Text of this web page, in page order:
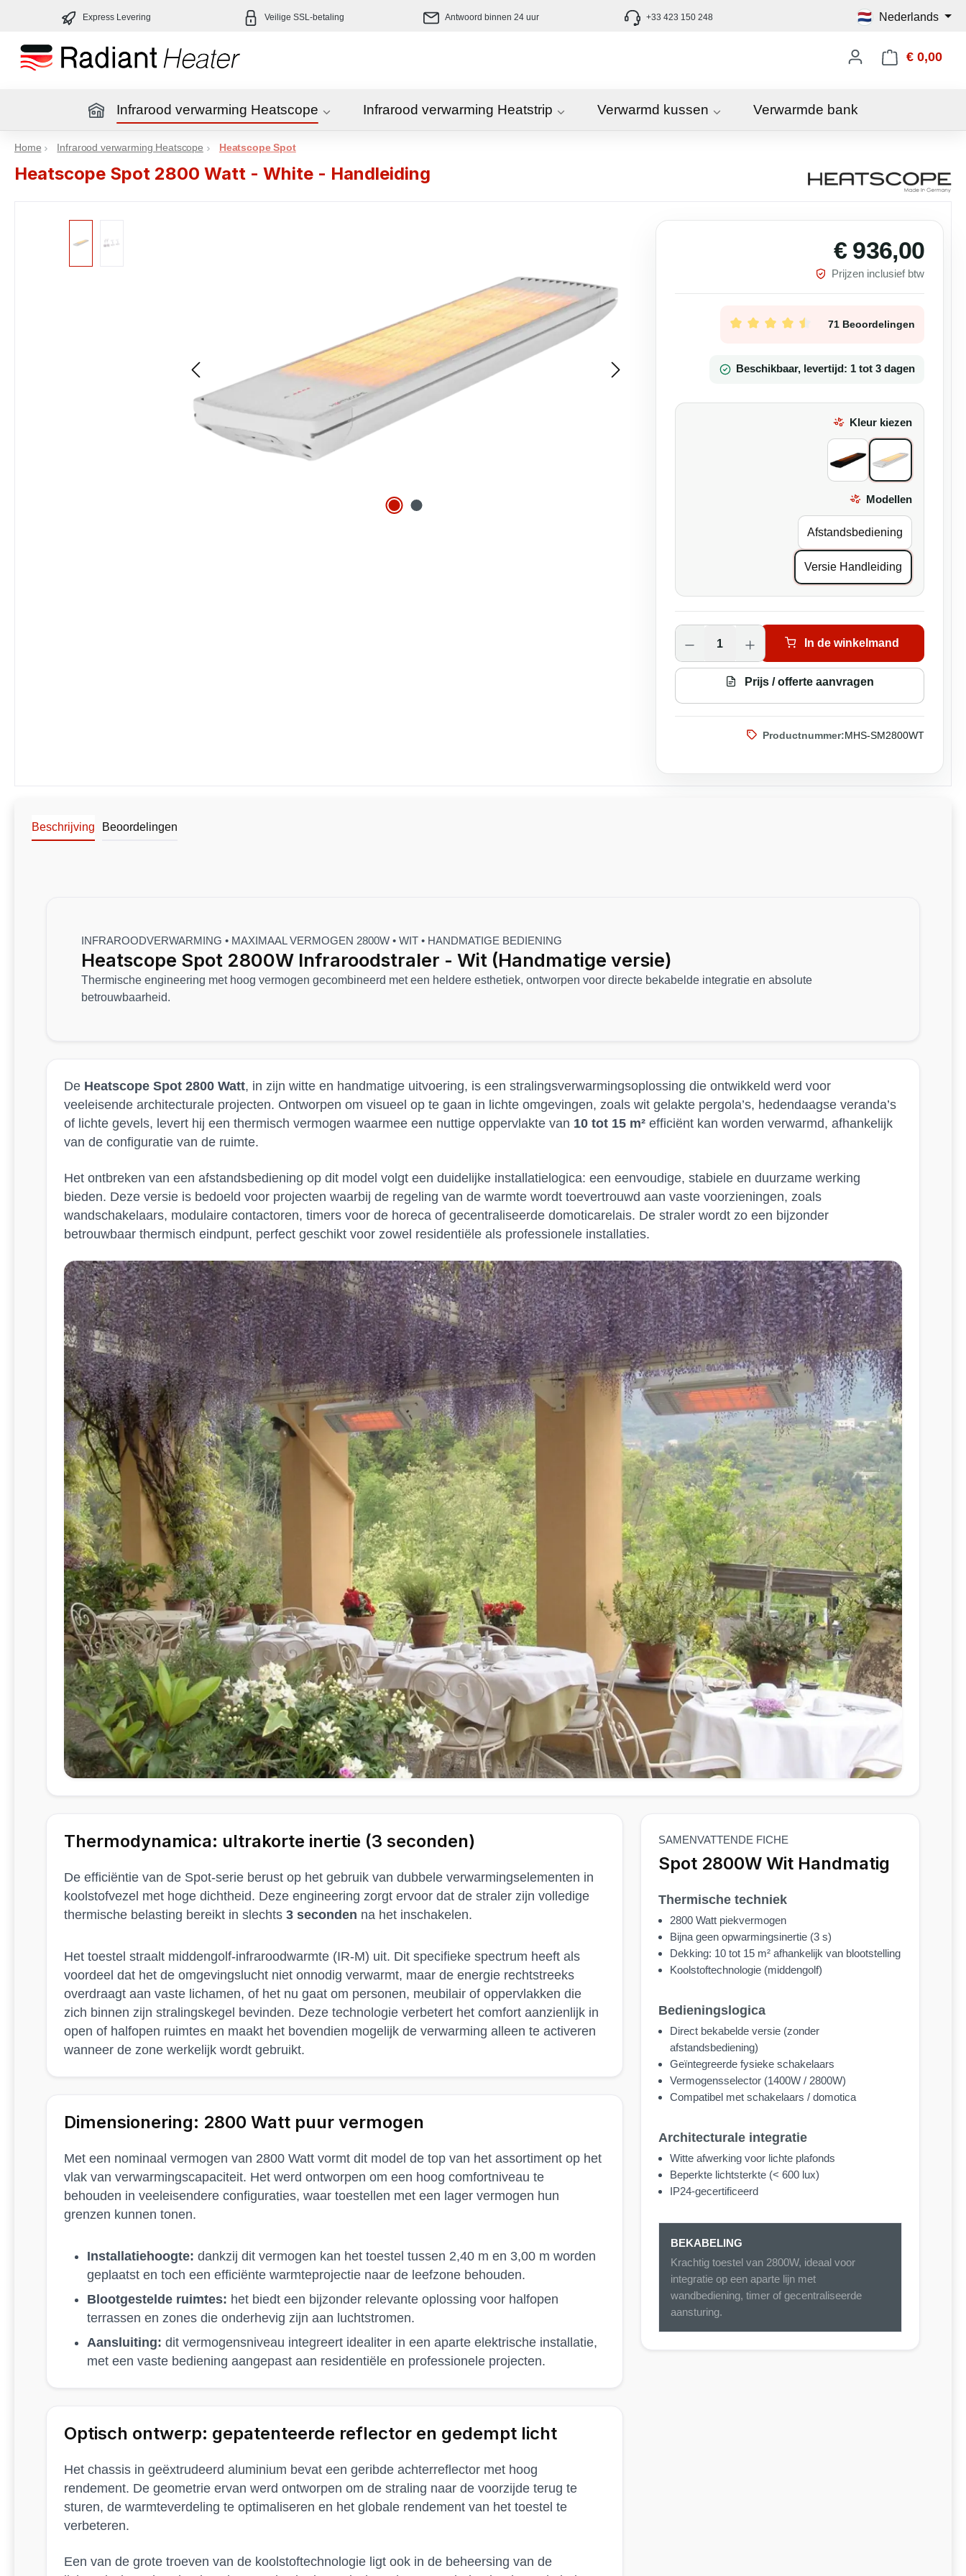
naar de hoofdinhoud
Ga naar de hoofdnavigatie
Express Levering Veilige SSL-betaling Antwoord binnen 24 uur +33 423 150 248 🇳🇱 Nederlands
€ 0,00
Home
Infrarood verwarming Heatscope Infrarood verwarming Heatstrip Verwarmd kussen Verwarmde bank
Home Infrarood verwarming Heatscope Heatscope Spot
Heatscope Spot 2800 Watt - White - Handleiding
€ 936,00
Prijzen inclusief btw
Gemiddelde waardering van 4.58 van 5
71 Beoordelingen
Beschikbaar, levertijd: 1 tot 3 dagen
Kleur kiezen
All BlackWit
Select
Modellen
Afstandsbediening
Versie Handleiding
Producthoeveelheid: Voer de
In de winkelmand
Prijs / offerte aanvragen
Productnummer:MHS-SM2800WT
Beschrijving Beoordelingen
INFRAROODVERWARMING • MAXIMAAL VERMOGEN 2800W • WIT • HANDMATIGE BEDIENING
Heatscope Spot 2800W Infraroodstraler - Wit (Handmatige versie)
Thermische engineering met hoog vermogen gecombineerd met een heldere esthetiek, ontworpen voor directe bekabelde integratie en absolute
betrouwbaarheid.
De Heatscope Spot 2800 Watt, in zijn witte en handmatige uitvoering, is een stralingsverwarmingsoplossing die ontwikkeld werd voor
veeleisende architecturale projecten. Ontworpen om visueel op te gaan in lichte omgevingen, zoals wit gelakte pergola’s, hedendaagse veranda’s
of lichte gevels, levert hij een thermisch vermogen waarmee een nuttige oppervlakte van 10 tot 15 m² efficiënt kan worden verwarmd, afhankelijk
van de configuratie van de ruimte.
Het ontbreken van een afstandsbediening op dit model volgt een duidelijke installatielogica: een eenvoudige, stabiele en duurzame werking
bieden. Deze versie is bedoeld voor projecten waarbij de regeling van de warmte wordt toevertrouwd aan vaste voorzieningen, zoals
wandschakelaars, modulaire contactoren, timers voor de horeca of gecentraliseerde domoticarelais. De straler wordt zo een bijzonder
betrouwbaar thermisch eindpunt, perfect geschikt voor zowel residentiële als professionele installaties.
Thermodynamica: ultrakorte inertie (3 seconden)
De efficiëntie van de Spot-serie berust op het gebruik van dubbele verwarmingselementen in
koolstofvezel met hoge dichtheid. Deze engineering zorgt ervoor dat de straler zijn volledige
thermische belasting bereikt in slechts 3 seconden na het inschakelen.
Het toestel straalt middengolf-infraroodwarmte (IR-M) uit. Dit specifieke spectrum heeft als
voordeel dat het de omgevingslucht niet onnodig verwarmt, maar de energie rechtstreeks
overdraagt aan vaste lichamen, of het nu gaat om personen, meubilair of oppervlakken die
zich binnen zijn stralingskegel bevinden. Deze technologie verbetert het comfort aanzienlijk in
open of halfopen ruimtes en maakt het bovendien mogelijk de verwarming alleen te activeren
wanneer de zone werkelijk wordt gebruikt.
Dimensionering: 2800 Watt puur vermogen
Met een nominaal vermogen van 2800 Watt vormt dit model de top van het assortiment op het
vlak van verwarmingscapaciteit. Het werd ontworpen om een hoog comfortniveau te
behouden in veeleisendere configuraties, waar toestellen met een lager vermogen hun
grenzen kunnen tonen.
Installatiehoogte: dankzij dit vermogen kan het toestel tussen 2,40 m en 3,00 m worden
geplaatst en toch een efficiënte warmteprojectie naar de leefzone behouden.
Blootgestelde ruimtes: het biedt een bijzonder relevante oplossing voor halfopen
terrassen en zones die onderhevig zijn aan luchtstromen.
Aansluiting: dit vermogensniveau integreert idealiter in een aparte elektrische installatie,
met een vaste bediening aangepast aan residentiële en professionele projecten.
Optisch ontwerp: gepatenteerde reflector en gedempt licht
Het chassis in geëxtrudeerd aluminium bevat een geribde achterreflector met hoog
rendement. De geometrie ervan werd ontworpen om de straling naar de voorzijde terug te
sturen, de warmteverdeling te optimaliseren en het globale rendement van het toestel te
verbeteren.
Een van de grote troeven van de koolstoftechnologie ligt ook in de beheersing van de
SAMENVATTENDE FICHE
Spot 2800W Wit Handmatig
Thermische techniek
2800 Watt piekvermogen
Bijna geen opwarmingsinertie (3 s)
Dekking: 10 tot 15 m² afhankelijk van blootstelling
Koolstoftechnologie (middengolf)
Bedieningslogica
Direct bekabelde versie (zonder
afstandsbediening)
Geïntegreerde fysieke schakelaars
Vermogensselector (1400W / 2800W)
Compatibel met schakelaars / domotica
Architecturale integratie
Witte afwerking voor lichte plafonds
Beperkte lichtsterkte (< 600 lux)
IP24-gecertificeerd
BEKABELING
Krachtig toestel van 2800W, ideaal voor
integratie op een aparte lijn met
wandbediening, timer of gecentraliseerde
aansturing.